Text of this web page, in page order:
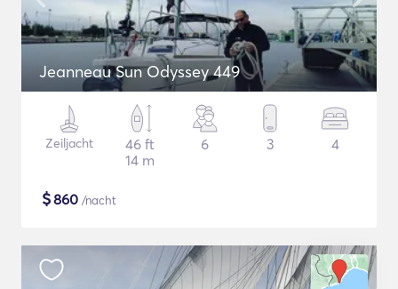
Jeanneau Sun Odyssey 449
Zeiljacht
46 ft
14 m
6 3 4
$860 /nacht